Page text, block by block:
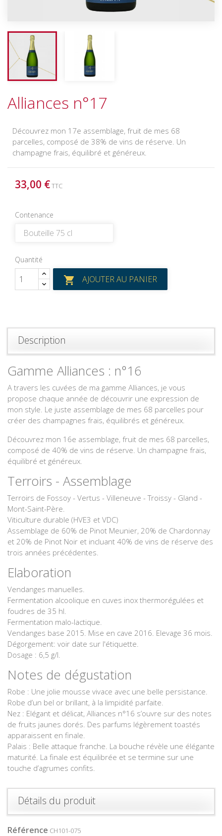
Alliances n°17
Découvrez mon 17e assemblage, fruit de mes 68
parcelles, composé de 38% de vins de réserve. Un
champagne frais, équilibré et généreux.
33,00 €TTC
Contenance
Quantité
 AJOUTER AU PANIER
Description
Gamme Alliances : n°16
A travers les cuvées de ma gamme Alliances, je vous
propose chaque année de découvrir une expression de
mon style. Le juste assemblage de mes 68 parcelles pour
créer des champagnes frais, équilibrés et généreux.
Découvrez mon 16e assemblage, fruit de mes 68 parcelles,
composé de 40% de vins de réserve. Un champagne frais,
équilibré et généreux.
Terroirs - Assemblage
Terroirs de Fossoy - Vertus - Villeneuve - Troissy - Gland -
Mont-Saint-Père.
Viticulture durable (HVE3 et VDC)
Assemblage de 60% de Pinot Meunier, 20% de Chardonnay
et 20% de Pinot Noir et incluant 40% de vins de réserve des
trois années précédentes.
Elaboration
Vendanges manuelles.
Fermentation alcoolique en cuves inox thermorégulées et
foudres de 35 hl.
Fermentation malo-lactique.
Vendanges base 2015. Mise en cave 2016. Elevage 36 mois.
Dégorgement: voir date sur l'étiquette.
Dosage : 6,5 g/l.
Notes de dégustation
Robe : Une jolie mousse vivace avec une belle persistance.
Robe d’un bel or brillant, à la limpidité parfaite.
Nez : Elégant et délicat, Alliances n°16 s’ouvre sur des notes
de fruits jaunes dorés. Des parfums légèrement toastés
apparaissent en finale.
Palais : Belle attaque franche. La bouche révèle une élégante
maturité. La finale est équilibrée et se termine sur une
touche d’agrumes confits.
Détails du produit
Référence CH101-075